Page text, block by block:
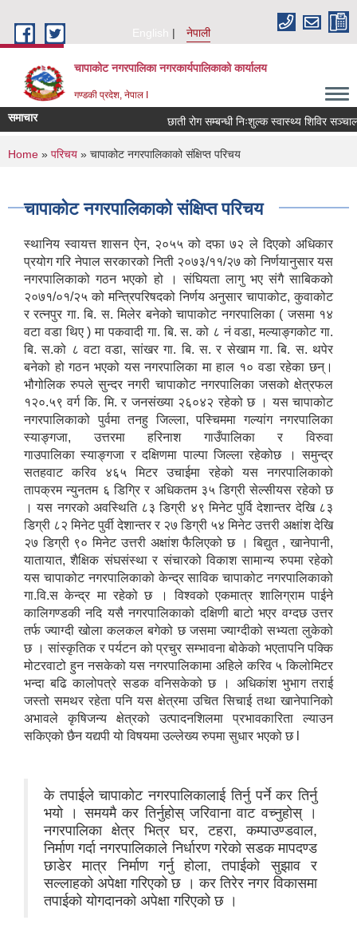
English
नेपाली
चापाकोट नगरपालिका नगरकार्यपालिकाको कार्यालय
गण्डकी प्रदेश, नेपाल I
समाचार छाती रोग सम्बन्धी निःशुल्क स्वास्थ्य शिविर
You are here
Home » परिचय » चापाकोट नगरपालिकाको संक्षिप्त परिचय
चापाकोट नगरपालिकाको संक्षिप्त परिचय
स्थानिय स्वायत्त शासन ऐन, २०५५ को दफा ७२ ले दिएको अधिकार
प्रयोग गरि नेपाल सरकारको निती २०७३/११/२७ को निर्णयानुसार यस
नगरपालिकाको गठन भएको हो । संघियता लागु भए संगै साबिकको
२०७१/०१/२५ को मन्त्रिपरिषदको निर्णय अनुसार चापाकोट, कुवाकोट
र रत्नपुर गा. बि. स. मिलेर बनेको चापाकोट नगरपालिका ( जसमा १४
वटा वडा थिए ) मा पकवादी गा. बि. स. को ८ नं वडा, मल्याङ्गकोट गा.
बि. स.को ८ वटा वडा, सांखर गा. बि. स. र सेखाम गा. बि. स. थपेर
बनेको हो गठन भएको यस नगरपालिका मा हाल १० वडा रहेका छन्।
भौगोलिक रुपले सुन्दर नगरी चापाकोट नगरपालिका जसको क्षेत्रफल
१२०.५९ वर्ग कि. मि. र जनसंख्या २६०४२ रहेको छ । यस चापाकोट
नगरपालिकाको पुर्वमा तनहु जिल्ला, पस्चिममा गल्यांग नगरपालिका
स्याङ्गजा, उत्तरमा हरिनाश गाउँपालिका र विरुवा
गाउपालिका स्याङ्गजा र दक्षिणमा पाल्पा जिल्ला रहेकोछ । समुन्द्र
सतहवाट करिव ४६५ मिटर उचाईमा रहेको यस नगरपालिकाको
तापक्रम न्युनतम ६ डिग्रि र अधिकतम ३५ डिग्री सेल्सीयस रहेको छ
। यस नगरको अवस्थिति ८३ डिग्री ४९ मिनेट पुर्वि देशान्तर देखि ८३
डिग्री ८२ मिनेट पुर्वी देशान्तर र २७ डिग्री ५४ मिनेट उत्तरी अक्षांश देखि
२७ डिग्री ९० मिनेट उत्तरी अक्षांश फैलिएको छ । बिद्युत , खानेपानी,
यातायात, शैक्षिक संघसंस्था र संचारको विकाश सामान्य रुपमा रहेको
यस चापाकोट नगरपालिकाको केन्द्र साविक चापाकोट नगरपालिकाको
गा.वि.स केन्द्र मा रहेको छ । विश्वको एकमात्र शालिग्राम पाईने
कालिगण्डकी नदि यसै नगरपालिकाको दक्षिणी बाटो भएर वग्दछ उत्तर
तर्फ ज्याग्दी खोला कलकल बगेको छ जसमा ज्याग्दीको सभ्यता लुकेको
छ । सांस्कृतिक र पर्यटन को प्रचुर सम्भावना बोकेको भएतापनि पक्कि
मोटरवाटो हुन नसकेको यस नगरपालिकामा अहिले करिव ५ किलोमिटर
भन्दा बढि कालोपत्रे सडक वनिसकेको छ । अधिकांश भुभाग तराई
जस्तो समथर रहेता पनि यस क्षेत्रमा उचित सिचाई तथा खानेपानिको
अभावले कृषिजन्य क्षेत्रको उत्पादनशिलमा प्रभावकारिता ल्याउन
सकिएको छैन यद्यपी यो विषयमा उल्लेख्य रुपमा सुधार भएको छ l
के तपाईले चापाकोट नगरपालिकालाई तिर्नु पर्ने कर तिर्नु
भयो । समयमै कर तिर्नुहोस् जरिवाना वाट वच्नुहोस् ।
नगरपालिका क्षेत्र भित्र घर, टहरा, कम्पाउण्डवाल,
निर्माण गर्दा नगरपालिकाले निर्धारण गरेको सडक मापदण्ड
छाडेर मात्र निर्माण गर्नु होला, तपाईको सुझाव र
सल्लाहको अपेक्षा गरिएको छ । कर तिरेर नगर विकासमा
तपाईको योगदानको अपेक्षा गरिएको छ ।